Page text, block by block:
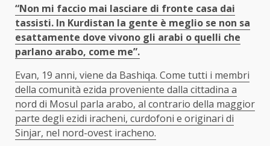
“Non mi faccio mai lasciare di fronte casa dai
tassisti. In Kurdistan la gente è meglio se non sa
esattamente dove vivono gli arabi o quelli che
parlano arabo, come me”.
Evan, 19 anni, viene da Bashiqa. Come tutti i membri
della comunità ezida proveniente dalla cittadina a
nord di Mosul parla arabo, al contrario della maggior
parte degli ezidi iracheni, curdofoni e originari di
Sinjar, nel nord-ovest iracheno.